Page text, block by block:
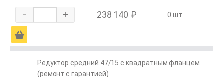
- + 238 140 ₽ 0 шт.
Ä
Редуктор средний 47/15 с квадратным фланцем
(ремонт с гарантией)